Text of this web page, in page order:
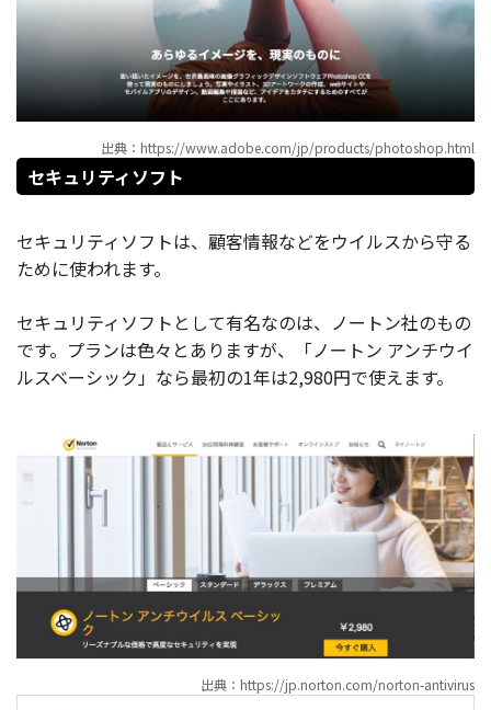
出典：https://www.adobe.com/jp/products/photoshop.html
セキュリティソフト
セキュリティソフトは、顧客情報などをウイルスから守る
ために使われます。
セキュリティソフトとして有名なのは、ノートン社のもの
です。プランは色々とありますが、「ノートン アンチウイ
ルスベーシック」なら最初の1年は2,980円で使えます。
出典：https://jp.norton.com/norton-antivirus